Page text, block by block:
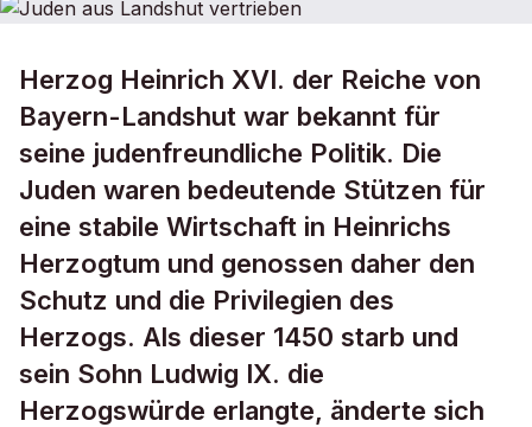
Juden aus Landshut vertrieben
Herzog Heinrich XVI. der Reiche von
Bayern-Landshut war bekannt für
seine judenfreundliche Politik. Die
Juden waren bedeutende Stützen für
eine stabile Wirtschaft in Heinrichs
Herzogtum und genossen daher den
Schutz und die Privilegien des
Herzogs. Als dieser 1450 starb und
sein Sohn Ludwig IX. die
Herzogswürde erlangte, änderte sich